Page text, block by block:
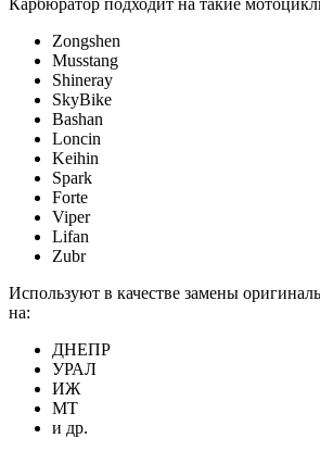
Zongshen
Musstang
Shineray
SkyBike
Bashan
Loncin
Keihin
Spark
Forte
Viper
Lifan
Zubr
Используют в качестве замены
на:
ДНЕПР
УРАЛ
ИЖ
МТ
и др.